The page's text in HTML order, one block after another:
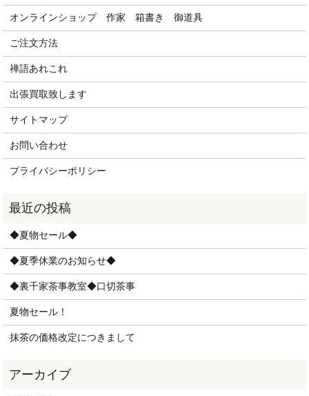
オンラインショップ 作家 箱書き 御道具
ご注文方法
禅語あれこれ
出張買取致します
サイトマップ
お問い合わせ
プライバシーポリシー
◆夏物セール◆
◆夏季休業のお知らせ◆
◆裏千家茶事教室◆口切茶事
夏物セール！
抹茶の価格改定につきまして